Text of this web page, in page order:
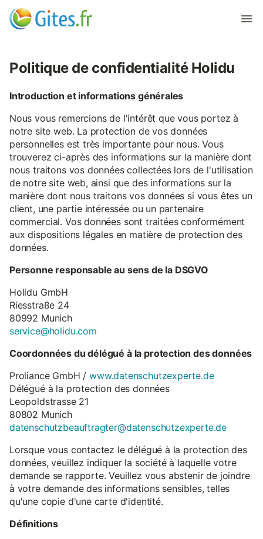
Politique de confidentialité Holidu
Introduction et informations générales
Nous vous remercions de l'intérêt que vous portez à
notre site web. La protection de vos données
personnelles est très importante pour nous. Vous
trouverez ci-après des informations sur la manière dont
nous traitons vos données collectées lors de l'utilisation
de notre site web, ainsi que des informations sur la
manière dont nous traitons vos données si vous êtes un
client, une partie intéressée ou un partenaire
commercial. Vos données sont traitées conformément
aux dispositions légales en matière de protection des
données.
Personne responsable au sens de la DSGVO
Holidu GmbH
Riesstraße 24
80992 Munich
service@holidu.com
Coordonnées du délégué à la protection des données
Proliance GmbH /www.datenschutzexperte.de
Délégué à la protection des données
Leopoldstrasse 21
80802 Munich
datenschutzbeauftragter@datenschutzexperte.de
Lorsque vous contactez le délégué à la protection des
données, veuillez indiquer la société à laquelle votre
demande se rapporte. Veuillez vous abstenir de joindre
à votre demande des informations sensibles, telles
qu'une copie d'une carte d'identité.
Définitions